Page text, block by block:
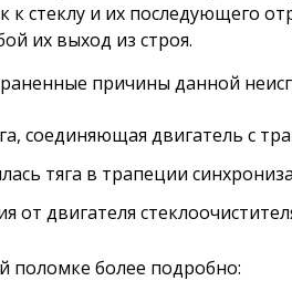
стеклу и их последующего
их выход из строя.
причины данной
соединяющая двигатель с
тяга в трапеции
от двигателя
поломке более подробно: